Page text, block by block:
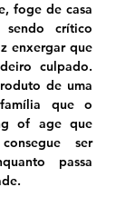
foge de casa
crítico
enxergar que
culpado.
de uma
que o
of age que
ser
passa